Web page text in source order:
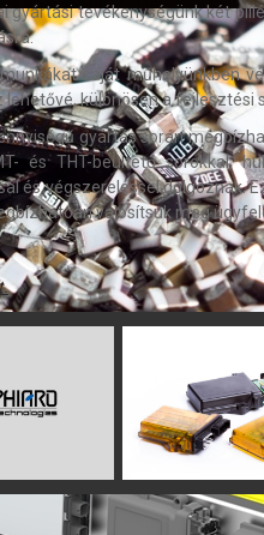
gyártási tevékenységünk két
saját műhelyünkben
lehetővé, különösen a
gyártás során
és THT-beültető sorokkal,
és végszereléssel dolgoznak.
valósítsuk meg